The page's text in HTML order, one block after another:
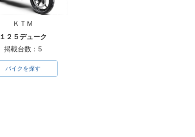
ＫＴＭ
１２５デューク
掲載台数：5
バイクを探す